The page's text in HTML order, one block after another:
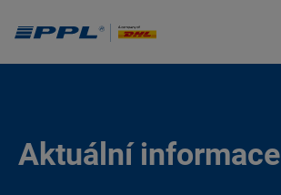
Aktuální informace